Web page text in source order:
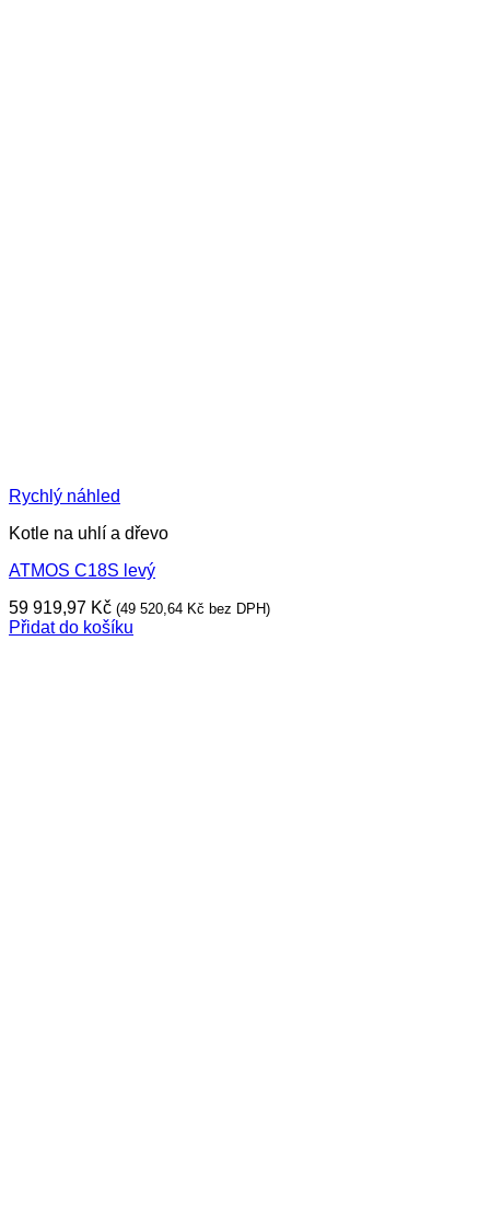
Rychlý náhled
Kotle na uhlí a dřevo
ATMOS C18S levý
59 919,97 Kč (49 520,64 Kč bez DPH)
Přidat do košíku